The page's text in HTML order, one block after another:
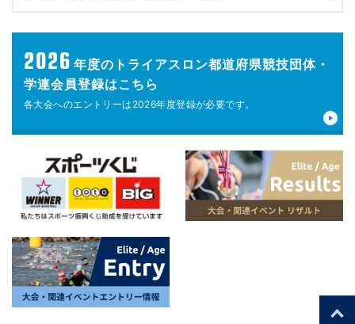
2026 年度の トライアスロン都道府県競技団体・
学連会員登録はこちら
各大会へのエントリーは 2026年度登録が必要です。